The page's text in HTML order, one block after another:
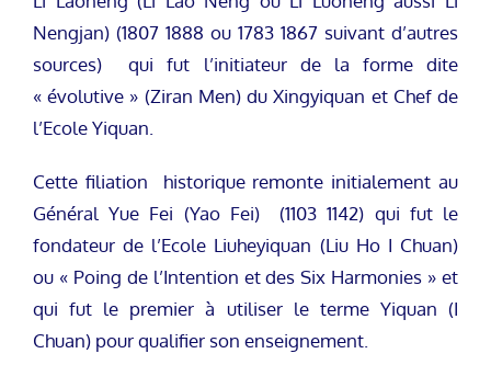
Nengjan) (1807 1888 ou 1783 1867 suivant d’autres
sources) qui fut l’initiateur de la forme dite
« évolutive » (Ziran Men) du Xingyiquan et Chef de
l’Ecole Yiquan.
Cette filiation historique remonte initialement au
Général Yue Fei (Yao Fei) (1103 1142) qui fut le
fondateur de l’Ecole Liuheyiquan (Liu Ho I Chuan)
ou « Poing de l’Intention et des Six Harmonies » et
qui fut le premier à utiliser le terme Yiquan (I
Chuan) pour qualifier son enseignement.